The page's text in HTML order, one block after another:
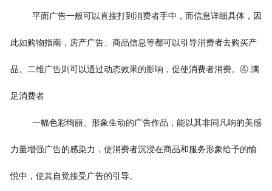
平面广告一般可以直接打到消费者手中，而信息详细具体，因
此如购物指南，房产广告、商品信息等都可以引导消费者去购买产
品。二维广告则可以通过动态效果的影响，促使消费者消费。④.满
足消费者
一幅色彩绚丽、形象生动的广告作品，能以其非同凡响的美感
力量增强广告的感染力，使消费者沉浸在商品和服务形象给予的愉
悦中，使其自觉接受广告的引导。